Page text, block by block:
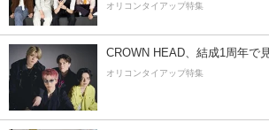
オリコンタイアップ特集
CROWN HEAD、結成1周年で
オリコンタイアップ特集